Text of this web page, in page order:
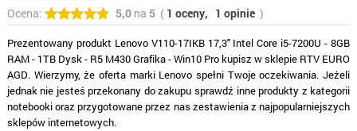
Ocena: 5,0na 5( 1 oceny, 1 opinie )
Prezentowany produkt Lenovo V110-17IKB 17,3" Intel Core i5-7200U - 8GB
RAM - 1TB Dysk - R5 M430 Grafika - Win10 Pro kupisz w sklepie RTV EURO
AGD. Wierzymy, że oferta marki Lenovo spełni Twoje oczekiwania. Jeżeli
jednak nie jesteś przekonany do zakupu sprawdź inne produkty z kategorii
notebooki oraz przygotowane przez nas zestawienia z najpopularniejszych
sklepów internetowych.